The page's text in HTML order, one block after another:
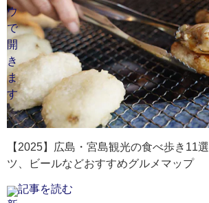
【2025】広島・宮島観光の食べ歩き11
ツ、ビールなどおすすめグルメマップ
記事を読む